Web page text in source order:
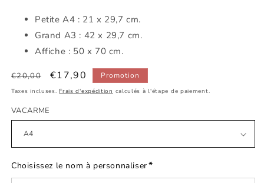
Petite A4 : 21 x 29,7 cm.
Grand A3 : 42 x 29,7 cm.
Affiche : 50 x 70 cm.
Prix
habituel
€20,00
Prix
promotionnel
€17,90 Promotion
Taxes incluses.Frais d'expédition calculés à l'étape de paiement.
VACARME
Choisissez le nom à personnaliser*